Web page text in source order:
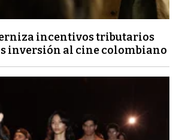
incentivos tributarios
inversión al cine colombiano